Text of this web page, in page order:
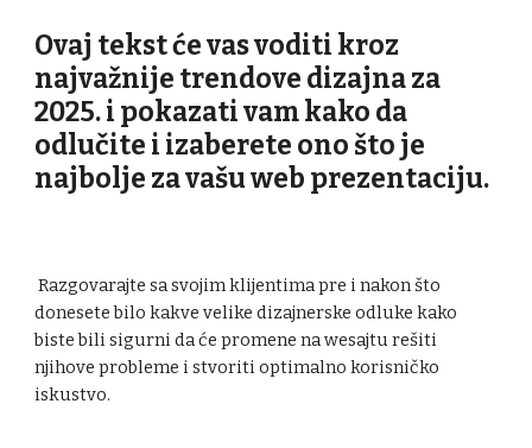
Ovaj tekst će vas voditi kroz
najvažnije trendove dizajna za
2025. i pokazati vam kako da
odlučite i izaberete ono što je
najbolje za vašu web prezentaciju.
Razgovarajte sa svojim klijentima pre i nakon što
donesete bilo kakve velike dizajnerske odluke kako
biste bili sigurni da će promene na wesajtu rešiti
njihove probleme i stvoriti optimalno korisničko
iskustvo.